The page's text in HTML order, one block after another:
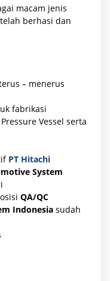
macam jenis
berhasi dan
– menerus
fabrikasi
Vessel serta
PT Hitachi
System
QA/QC
Indonesia sudah